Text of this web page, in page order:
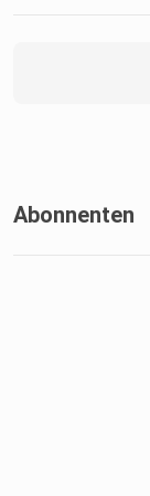
Abonnenten